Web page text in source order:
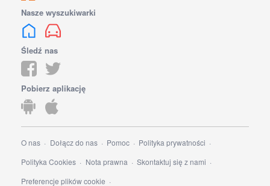
Nasze wyszukiwarki
Śledź nas
Pobierz aplikację
O nas Dołącz do nas Pomoc
Polityka prywatności
Polityka Cookies
Nota prawna
Skontaktuj się z nami
Preferencje plików cookie